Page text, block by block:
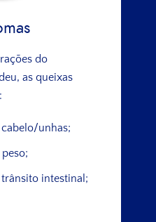
do
as queixas
unhas;
intestinal;